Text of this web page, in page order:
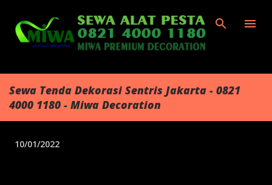
Langsung ke konten utama
Sewa Tenda Dekorasi Sentris Jakarta - 0821
4000 1180 - Miwa Decoration
10/01/2022